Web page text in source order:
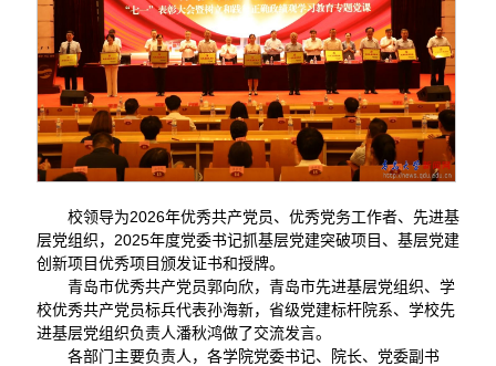
校领导为2026年优秀共产党员、优秀党务工作者、先进基
层党组织，2025年度党委书记抓基层党建突破项目、基层党建
创新项目优秀项目颁发证书和授牌。
青岛市优秀共产党员郭向欣，青岛市先进基层党组织、学
校优秀共产党员标兵代表孙海新，省级党建标杆院系、学校先
进基层党组织负责人潘秋鸿做了交流发言。
各部门主要负责人，各学院党委书记、院长、党委副书